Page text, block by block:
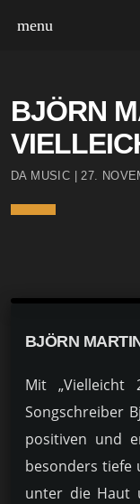
menu
BJÖRN
DA MUSIC | 27.
BJÖRN
Mit „Vielleicht
Songschreiber
positiven und
besonders tiefe
unter die Haut